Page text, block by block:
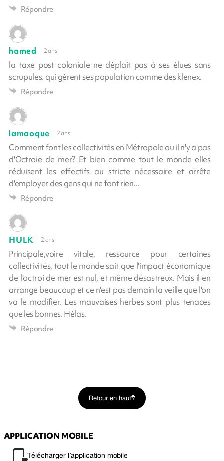
Répondre
hamed 2 ans
la taxe post coloniale ne déplait pas à ses élues sans
scrupules. qui gèrent ses population comme des klenex.
Répondre
lamaoque 2 ans
Comment font les collectivités en Métropole ou il n'y a pas
d'Octroie de mer? Et bien comme tout le monde elles
réduisent les effectifs au stricte nécessaire et arrête
d'employer des gens qui ne font rien...
Répondre
HULK 2 ans
Principale,voire vitale, ressource pour certaines
collectivités, tout le monde sait que l'impact économique
de l'octroi de mer est nul, et même désastreux. Mais il en
arrange beaucoup et ce n'est pas demain la veille que l'on
va le modifier. Les mauvaises herbes sont plus tenaces
que les bonnes. Hélas.
Répondre
Retour en haut
APPLICATION MOBILE
Télécharger l’application mobile